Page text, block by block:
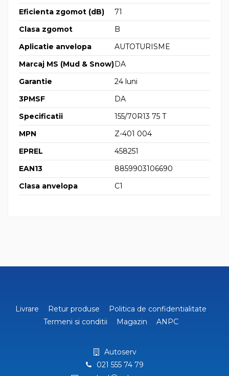
Eficienta zgomot (dB)
71
Clasa zgomot
B
Aplicatie anvelopa
AUTOTURISME
Marcaj MS (Mud & Snow) DA
Garantie
24 luni
3PMSF
DA
Specificatii
155/70R13 75 T
MPN
Z-401 004
EPREL
458251
EAN13
8859903106690
Clasa anvelopa
C1
Livrare Retur produse
Politica de confidentialitate
Termeni si conditii
Magazin ANPC
Autoserv
021 555 74 79